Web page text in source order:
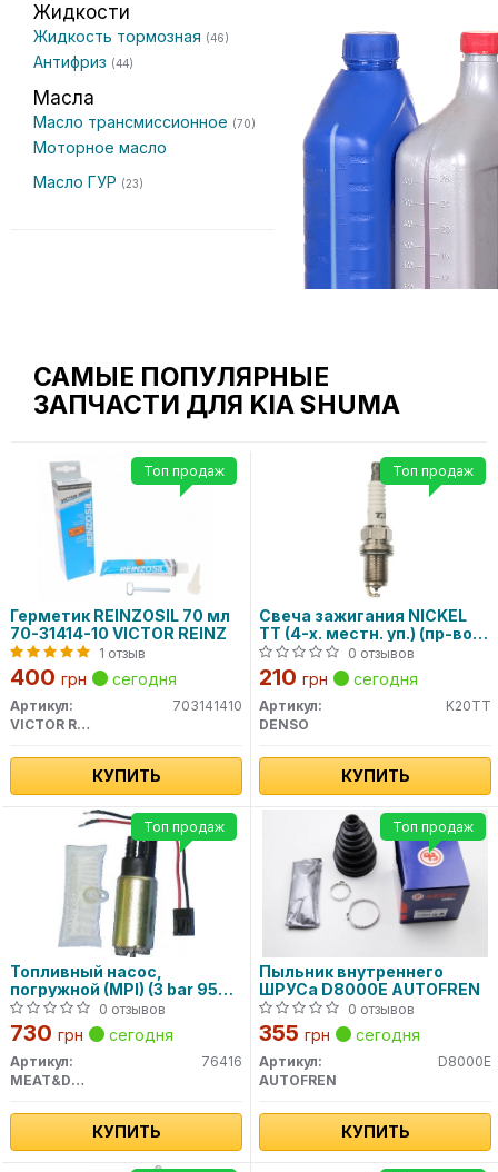
Жидкости
Жидкость тормозная (46)
Антифриз (44)
Масла
Масло трансмиссионное (70)
Моторное масло
Масло ГУР (23)
САМЫЕ ПОПУЛЯРНЫЕ
ЗАПЧАСТИ ДЛЯ KIA SHUMA
Герметик REINZOSIL 70 мл
70-31414-10 VICTOR REINZ
1 отзыв
400 грн сегодня
Артикул:
703141410
VICTOR REINZ
КУПИТЬ
Топ продаж
Свеча зажигания NICKEL
TT (4-х. местн. уп.) (пр-во
DENSO)
0 отзывов
210 грн сегодня
Артикул:
K20TT
DENSO
КУПИТЬ
Топ продаж
Топливный насос,
погружной (MPI) (3 bar 95
l/h) 76416 MEAT&DORIA
0 отзывов
730 грн сегодня
Артикул:
76416
MEAT&DORIA
КУПИТЬ
Топ продаж
Пыльник внутреннего
ШРУСа D8000E AUTOFREN
0 отзывов
355 грн сегодня
Артикул:
D8000E
AUTOFREN
КУПИТЬ
Топ продаж